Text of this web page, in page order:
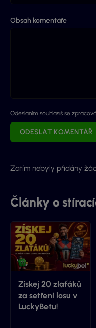
Obsah komentáře
Odeslaním souhlasíš se
ODESLAT KOMENTÁŘ
Zatím nebyly přidány
Články o
Získej 20 zlaťáků
za setření losu v
LuckyBetu!